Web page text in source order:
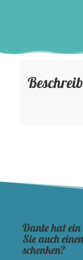
Dante hat ein
Sie auch
schenken?